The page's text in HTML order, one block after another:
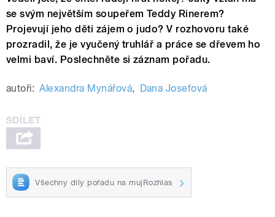
se svým největším soupeřem Teddy Rinerem?
Projevují jeho děti zájem o judo? V rozhovoru také
prozradil, že je vyučený truhlář a práce se dřevem ho
velmi baví. Poslechněte si záznam pořadu.
autoři: Alexandra Mynářová, Dana Josefová
Všechny díly pořadu na mujRozhlas